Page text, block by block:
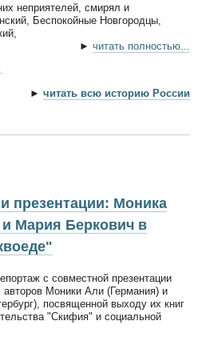
неприятелей, смирял и
Беспокойные Новгородцы,
► читать полностью...
► читать всю историю России
презентации: Моника
Мария Беркович в
с совместной презентации
авторов Моники Али (Германия) и
посвященной выходу их книг
"Скифия" и социальной